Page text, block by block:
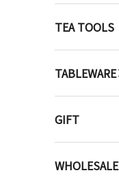
TEA TOOLS
TABLEWARE
GIFT
WHOLESALE